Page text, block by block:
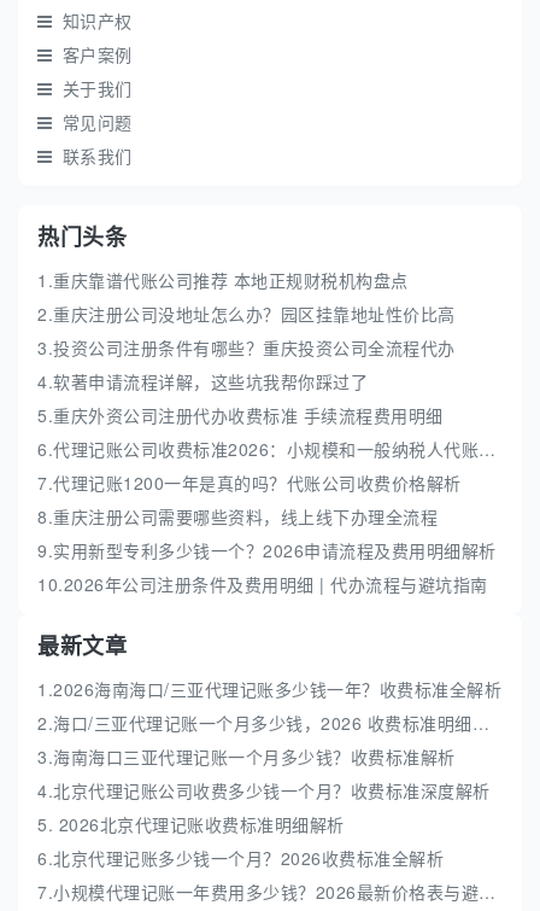
知识产权
客户案例
关于我们
常见问题
联系我们
热门头条
1.重庆靠谱代账公司推荐 本地正规财税机构盘点
2.重庆注册公司没地址怎么办？园区挂靠地址性价比高
3.投资公司注册条件有哪些？重庆投资公司全流程代办
4.软著申请流程详解，这些坑我帮你踩过了
5.重庆外资公司注册代办收费标准 手续流程费用明细
6.代理记账公司收费标准2026：小规模和一般纳税人代账费解析
7.代理记账1200一年是真的吗？代账公司收费价格解析
8.重庆注册公司需要哪些资料，线上线下办理全流程
9.实用新型专利多少钱一个？2026申请流程及费用明细解析
10.2026年公司注册条件及费用明细 | 代办流程与避坑指南
最新文章
1.2026海南海口/三亚代理记账多少钱一年？收费标准全解析
2.海口/三亚代理记账一个月多少钱，2026 收费标准明细解析
3.海南海口三亚代理记账一个月多少钱？收费标准解析
4.北京代理记账公司收费多少钱一个月？收费标准深度解析
5. 2026北京代理记账收费标准明细解析
6.北京代理记账多少钱一个月？2026收费标准全解析
7.小规模代理记账一年费用多少钱？2026最新价格表与避坑指南